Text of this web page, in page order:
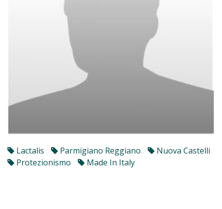
Lactalis Parmigiano Reggiano
Nuova Castelli
Protezionismo
Made In Italy